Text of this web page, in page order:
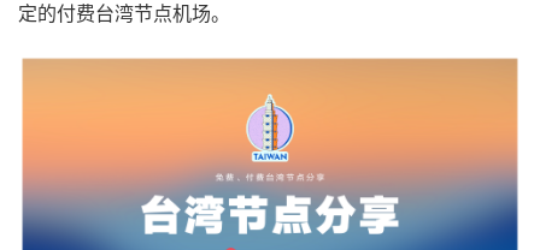
定的付费台湾节点机场。